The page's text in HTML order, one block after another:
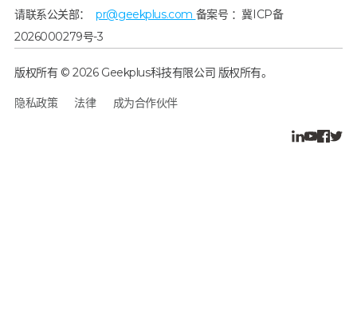
请联系公关部：pr@geekplus.com 备案号 ：冀ICP备
2026000279号-3
版权所有 © 2026 Geekplus科技有限公司 版权所有。
隐私政策 法律 成为合作伙伴